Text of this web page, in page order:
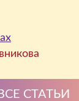
СТАТЬИ